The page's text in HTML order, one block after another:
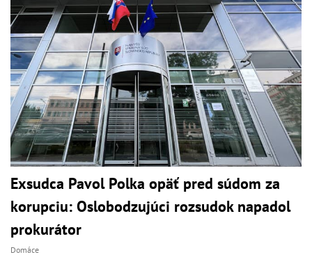
Exsudca Pavol Polka opäť pred súdom za
korupciu: Oslobodzujúci rozsudok napadol
prokurátor
Domáce